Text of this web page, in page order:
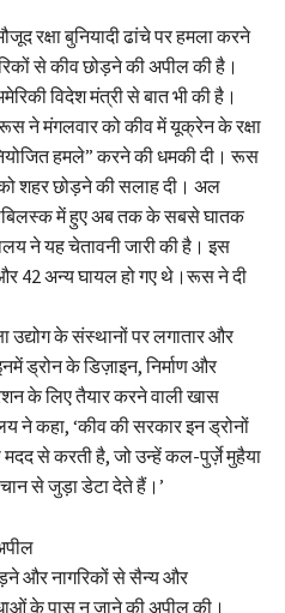
रक्षा बुनियादी ढांचे पर हमला करने
से कीव छोड़ने की अपील की है।
विदेश मंत्री से बात भी की है।
ने मंगलवार को कीव में यूक्रेन के रक्षा
हमले” करने की धमकी दी। रूस
शहर छोड़ने की सलाह दी। अल
में हुए अब तक के सबसे घातक
ने यह चेतावनी जारी की है। इस
42 अन्य घायल हो गए थे।रूस ने दी
के संस्थानों पर लगातार और
ड्रोन के डिज़ाइन, निर्माण और
के लिए तैयार करने वाली खास
ने कहा, ‘कीव की सरकार इन ड्रोनों
से करती है, जो उन्हें कल-पुर्ज़े मुहैया
से जुड़ा डेटा देते हैं।’
और नागरिकों से सैन्य और
के पास न जाने की अपील की।